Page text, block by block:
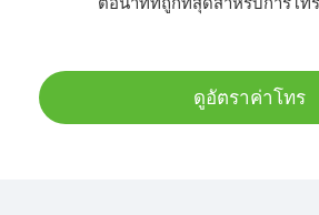
ดูอัตราค่าโทร